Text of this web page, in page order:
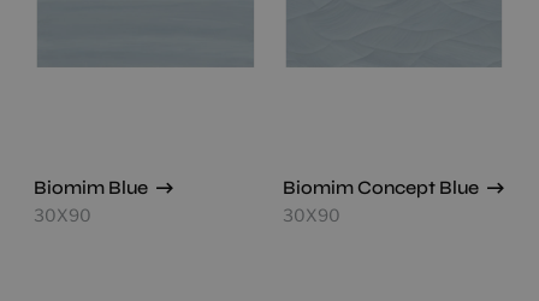
Biomim Blue
30X90
Biomim Concept Blue
30X90